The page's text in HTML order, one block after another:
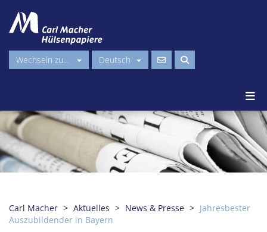
Wechseln zu... Deutsch
Carl Macher Aktuelles News & Presse
Jahresbester
Auszubildender in Bayern